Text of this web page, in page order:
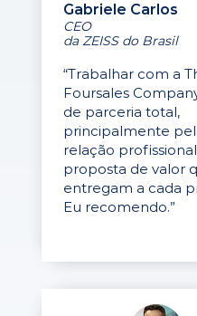
Gabriele Carlos
CEO
da ZEISS do Brasil
“Trabalhar com a
Foursales
de parceria total,
principalmente
relação
proposta de valor
entregam a cada
Eu recomendo.”